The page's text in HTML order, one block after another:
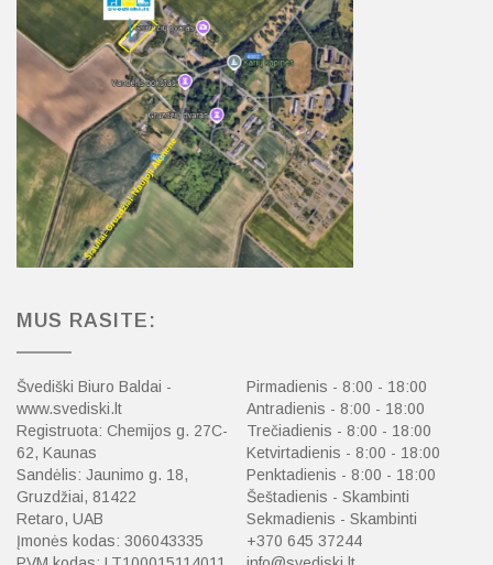
MUS RASITE:
Švediški Biuro Baldai -
www.svediski.lt
Registruota: Chemijos g. 27C-
62, Kaunas
Sandėlis: Jaunimo g. 18,
Gruzdžiai, 81422
Retaro, UAB
Įmonės kodas: 306043335
Pirmadienis - 8:00 - 18:00
Antradienis - 8:00 - 18:00
Trečiadienis - 8:00 - 18:00
Ketvirtadienis - 8:00 - 18:00
Penktadienis - 8:00 - 18:00
Šeštadienis - Skambinti
Sekmadienis - Skambinti
+370 645 37244